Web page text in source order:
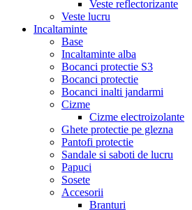
Veste reflectorizante
Veste lucru
Incaltaminte
Base
Incaltaminte alba
Bocanci protectie S3
Bocanci protectie
Bocanci inalti jandarmi
Cizme
Cizme electroizolante
Ghete protectie pe glezna
Pantofi protectie
Sandale si saboti de lucru
Papuci
Sosete
Accesorii
Branturi